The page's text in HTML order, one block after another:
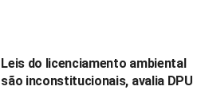
Leis do licenciamento ambiental
são inconstitucionais, avalia DPU